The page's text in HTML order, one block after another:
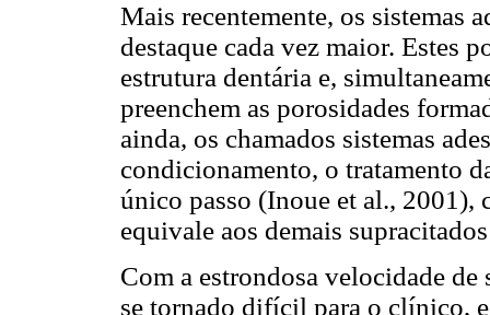
Mais recentemente, os sistemas
destaque cada vez maior. Estes
estrutura dentária e,
preenchem as porosidades
ainda, os chamados sistemas
condicionamento, o tratamento
único passo (Inoue et al., 2001),
equivale aos demais
Com a estrondosa velocidade
se tornado difícil para o clínico,